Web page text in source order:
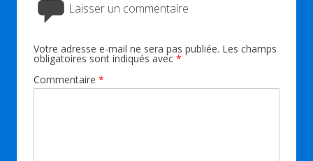
Laisser un commentaire
Votre adresse e-mail ne sera pas publiée. Les champs
obligatoires sont indiqués avec *
Commentaire *